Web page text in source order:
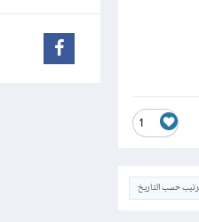
1
حسب التاريخ